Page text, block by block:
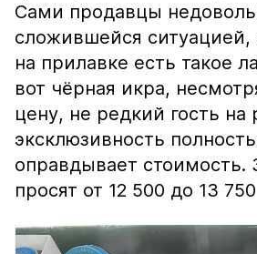
Сами продавцы
сложившейся ситуацией,
на прилавке есть такое
вот чёрная икра,
цену, не редкий гость на
эксклюзивность
оправдывает стоимость.
просят от 12 500 до 13